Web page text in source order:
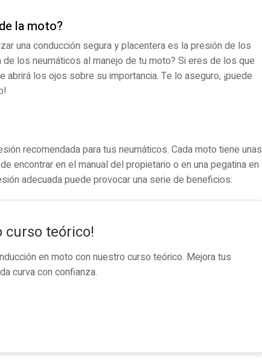
la moto?
una conducción segura y placentera es la presión de los
los neumáticos al manejo de tu moto? Si eres de los que
los ojos sobre su importancia. Te lo aseguro, ¡puede
recomendada para tus neumáticos. Cada moto tiene unas
encontrar en el manual del propietario o en una pegatina en
adecuada puede provocar una serie de beneficios:
curso teórico!
en moto con nuestro curso teórico. Mejora tus
curva con confianza.